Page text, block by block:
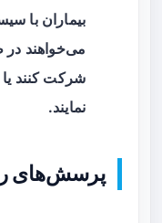
بیماران با
می‌خواهند در
شرکت کنند یا
نمایند.
پرسش‌های